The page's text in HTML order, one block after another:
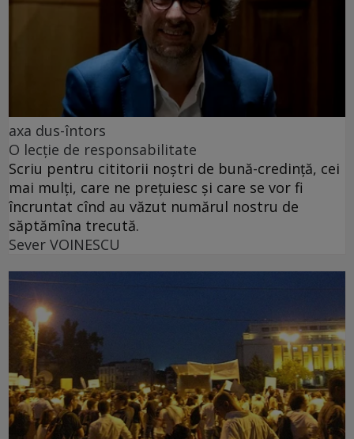
axa dus-întors
O lecție de responsabilitate
Scriu pentru cititorii noștri de bună-credință, cei
mai mulți, care ne prețuiesc și care se vor fi
încruntat cînd au văzut numărul nostru de
săptămîna trecută.
Sever VOINESCU